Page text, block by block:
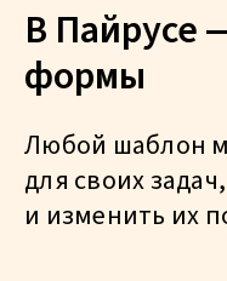
В Пайрусе
формы
Любой шаблон
для своих
и изменить их